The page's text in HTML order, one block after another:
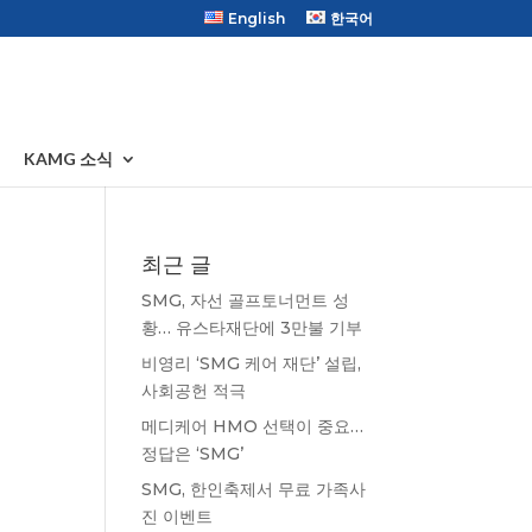
English 한국어
KAMG 소식
최근 글
SMG, 자선 골프토너먼트 성
황… 유스타재단에 3만불 기부
비영리 ‘SMG 케어 재단’ 설립,
사회공헌 적극
메디케어 HMO 선택이 중요…
정답은 ‘SMG’
SMG, 한인축제서 무료 가족사
진 이벤트